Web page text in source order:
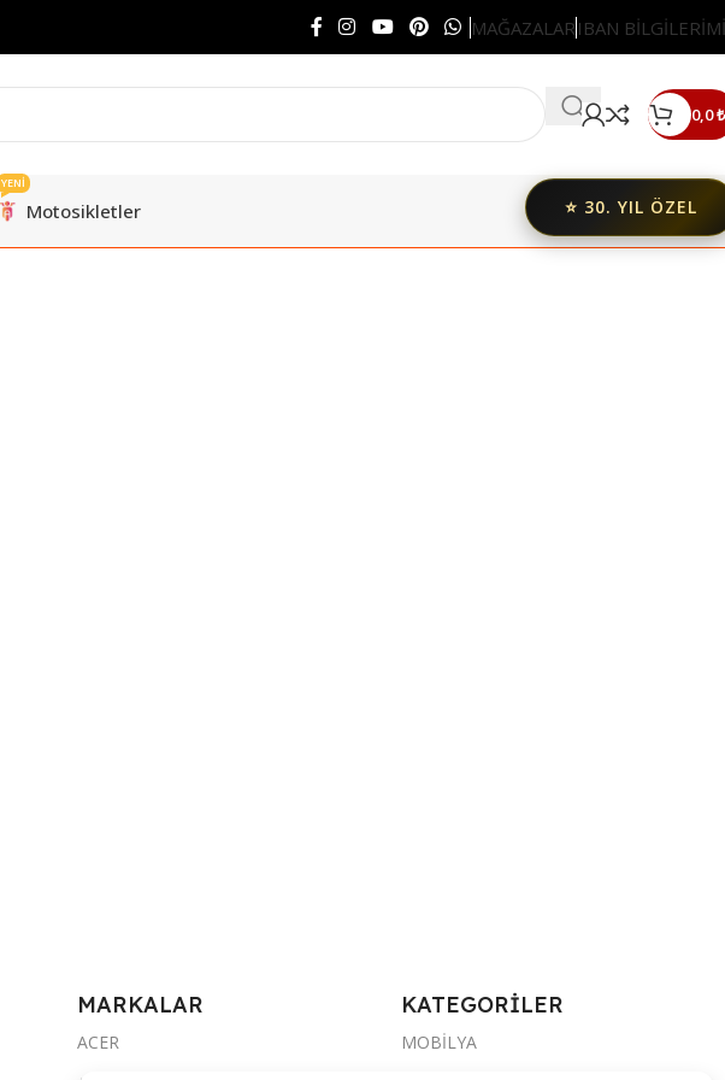
MAĞAZALAR IBAN
0,0₺
Motosikletler
YENİ
⭐ 30. YIL ÖZEL
MARKALAR
ACER
KATEGORİLER
MOBİLYA